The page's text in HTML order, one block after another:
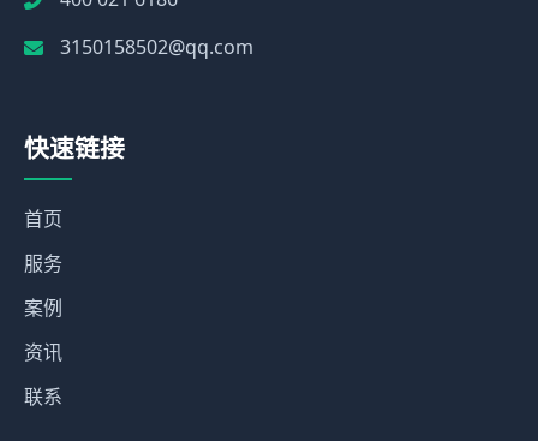
3150158502@qq.com
快速链接
首页
服务
案例
资讯
联系